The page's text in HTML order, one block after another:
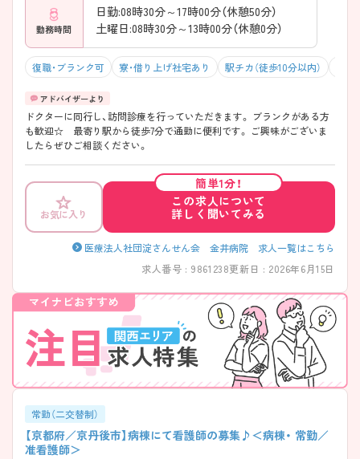
勤務時間
日勤:08時30分～17時00分（休憩50分）
土曜日:08時30分～13時00分（休憩0分）
復職・ブランク可 寮・借り上げ社宅あり 駅チカ（徒歩10分以内）
ドクターに同行し、訪問診療を行っていただきます。 ブランクがある方
も歓迎☆ 最寄り駅から徒歩7分で通勤に便利です。 ご興味がございま
したらぜひご相談ください。
お気に入り
簡単1分！
この求人について
詳しく聞いてみる
医療法人社団淀さんせん会 金井病院 求人一覧はこちら
求人番号 : 9861238更新日 : 2026年6月15日
常勤（二交替制）
【京都府／京丹後市】病棟にて看護師の募集♪＜病棟・ 常勤／
准看護師＞